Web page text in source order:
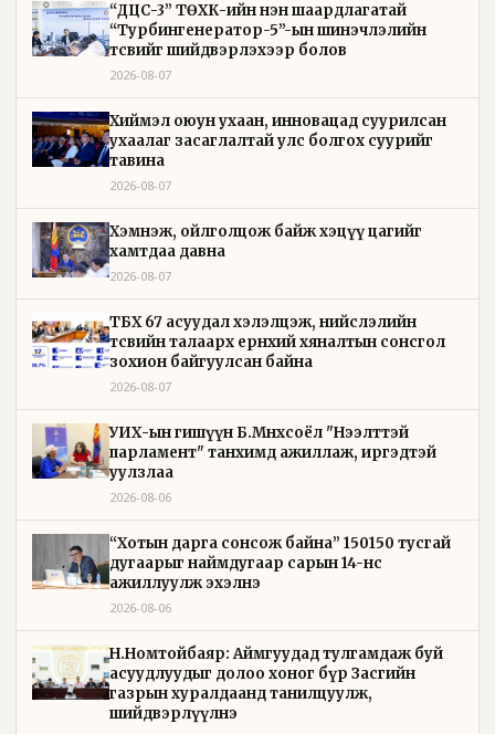
“ДЦС-3” ТӨХК-ийн нэн шаардлагатай
“Турбингенератор-5”-ын шинэчлэлийн
төсвийг шийдвэрлэхээр болов
2026-08-07
Хиймэл оюун ухаан, инновацад суурилсан
ухаалаг засаглалтай улс болгох суурийг
тавина
2026-08-07
Хэмнэж, ойлголцож байж хэцүү цагийг
хамтдаа давна
2026-08-07
ТБХ 67 асуудал хэлэлцэж, нийслэлийн
төсвийн талаарх ерөнхий хяналтын сонсгол
зохион байгуулсан байна
2026-08-07
УИХ-ын гишүүн Б.Мөнхсоёл "Нээлттэй
парламент" танхимд ажиллаж, иргэдтэй
уулзлаа
2026-08-06
“Хотын дарга сонсож байна” 150150 тусгай
дугаарыг наймдугаар сарын 14-нөөс
ажиллуулж эхэлнэ
2026-08-06
Н.Номтойбаяр: Аймгуудад тулгамдаж буй
асуудлуудыг долоо хоног бүр Засгийн
газрын хуралдаанд танилцуулж,
шийдвэрлүүлнэ